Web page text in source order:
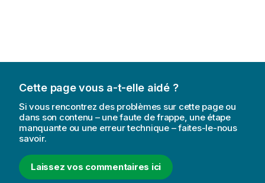
Cette page vous a-t-elle aidé ?
Si vous rencontrez des problèmes sur cette page ou
dans son contenu – une faute de frappe, une étape
manquante ou une erreur technique – faites-le-nous
savoir.
Laissez vos commentaires ici